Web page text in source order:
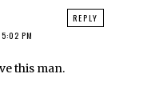
5:02 PM
this man.
REPLY